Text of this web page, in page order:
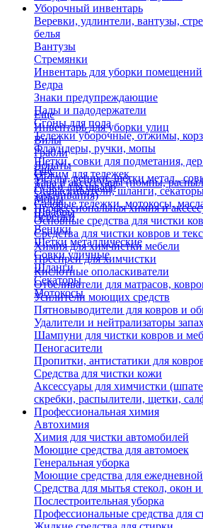
Уборочный инвентарь
Веревки, удлинтели, вантузы,
белья
Вантузы
Стремянки
Инвентарь для уборки помещений
Ведра
Знаки предупреждающие
Пады и падодержатели
Сгоны для пола
Тележки уборочные, отжимы,
Флаундеры, ручки, мопы
Щетки, совки для подметания,
Отжим для тележек
Ручки для швабр
Мопы
Швабры
Еще
Инвентарь для уборки улиц
Вилы
Грабли
Лопаты
Метлы, веники, щетки метал.,
Опрыскиватели, шланги,
Садовые тележки, мотокосы,
Черенки
Веники
Щетки металлические
Совки уличные
Шланги
Секаторы
Мотокосы
Еще
Тара и аксессуары (помпы,
замачивания)
Профессиональная химия и
Основные средства для чистки
Средства для чистки ковров и
Химия для химчистки мебели
Преспреи для химчистки
Кислотные ополаскиватели
Отбеливатели для матрасов,
Усилители моющих средств
Пятновыводители для ковров и
Удалители и нейтрализаторы
Шампуни для чистки ковров и
Пеногасители
Пропитки, антистатики для
Средства для чистки кожи
Аксессуары для химчистки
скребки, распылители, щетки,
Профессиональная химия
Автохимия
Химия для чистки автомобилей
Моющие средства для автомоек
Генеральная уборка
Моющие средства для
Средства для мытья стекол, окон и
Послестроительная уборка
Профессиональные средства для